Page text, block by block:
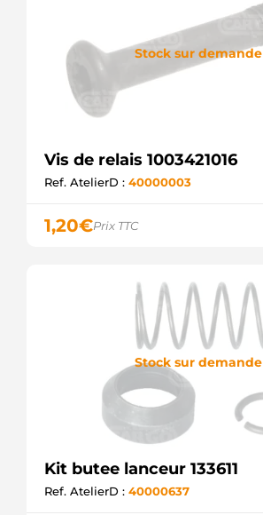
Stock sur demande
Vis de relais 1003421016
Ref. AtelierD : 40000003
1,20€Prix TTC
Stock sur demande
Kit butee lanceur 133611
Ref. AtelierD : 40000637